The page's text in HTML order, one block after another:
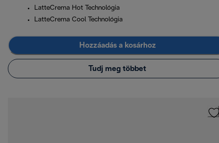
LatteCrema Hot Technológia
LatteCrema Cool Technológia
Hozzáadás a kosárhoz
Tudj meg többet